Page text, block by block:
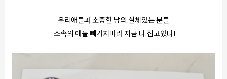
우리애들과 소중한 남의 실체있는 분들
소속의 애들 빼가지마라 지금 다 잡고있다!